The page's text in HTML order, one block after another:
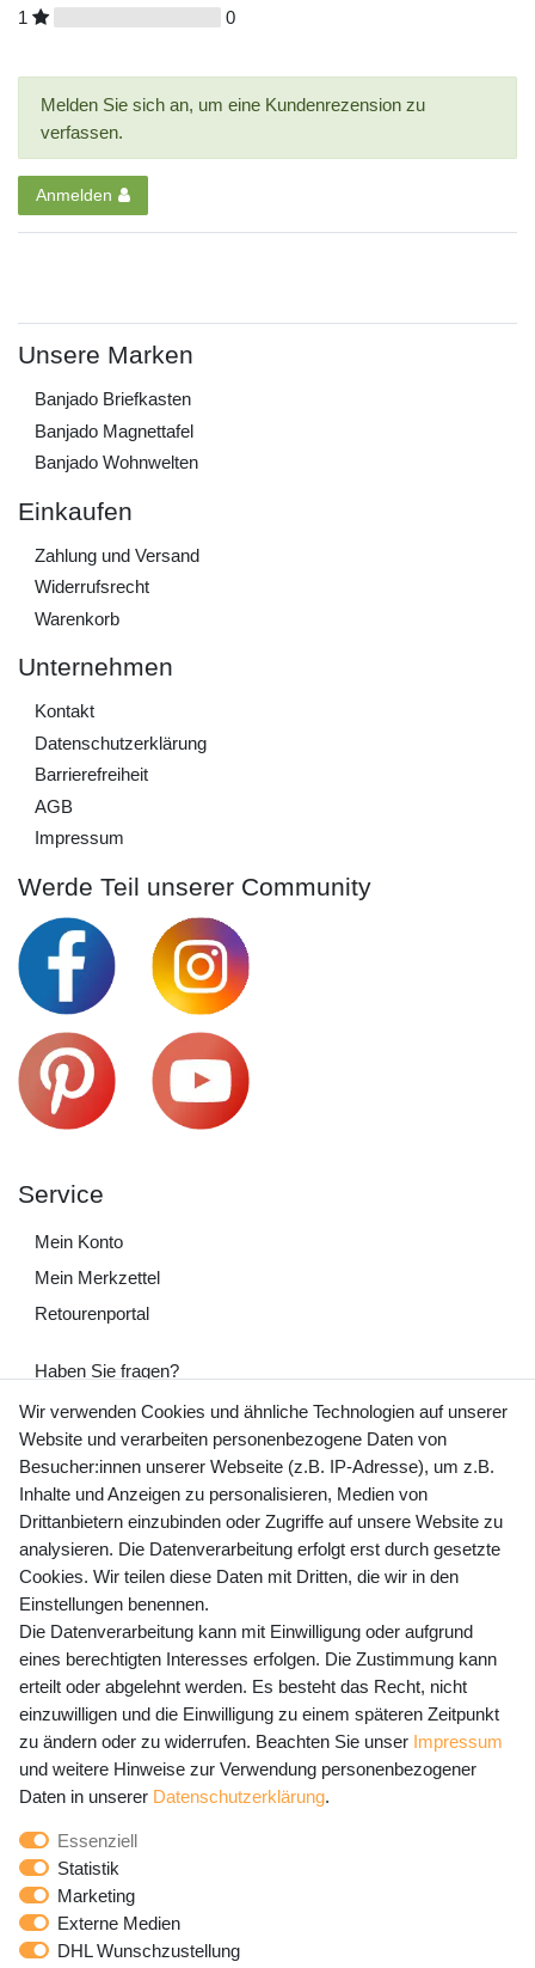
1
0
Melden Sie sich an, um eine Kundenrezension zu
verfassen.
Anmelden
Unsere Marken
Banjado Briefkasten
Banjado Magnettafel
Banjado Wohnwelten
Einkaufen
Zahlung und Versand
Widerrufs­recht
Warenkorb
Unternehmen
Kontakt
Daten­schutz­erklärung
Barrierefreiheit
AGB
Impressum
Werde Teil unserer Community
Service
Mein Konto
Mein Merkzettel
Retourenportal
Haben Sie fragen?
+49 (0) 35243 460 400
Mo-Fr 9-15 Uhr
shop@banjado.com
Preisangaben inkl. gesetzl. MwSt. und zzgl. Service- und
Versandkosten
Newsletter Anmeldung - Keine Angebote
mehr verpassen!
E-MAIL **
Newsletter
Honig
Hiermit bestätige ich, dass ich die
gelesen habe. Meine Einwilligung kann ich jederzeit
widerrufen.**
Wir verwenden Cookies und ähnliche Technologien auf unserer
Website und verarbeiten personenbezogene Daten von
Besucher:innen unserer Webseite (z.B. IP-Adresse), um z.B.
Inhalte und Anzeigen zu personalisieren, Medien von
Drittanbietern einzubinden oder Zugriffe auf unsere Website zu
analysieren. Die Datenverarbeitung erfolgt erst durch gesetzte
Cookies. Wir teilen diese Daten mit Dritten, die wir in den
Einstellungen benennen.
Die Datenverarbeitung kann mit Einwilligung oder aufgrund
eines berechtigten Interesses erfolgen. Die Zustimmung kann
erteilt oder abgelehnt werden. Es besteht das Recht, nicht
einzuwilligen und die Einwilligung zu einem späteren Zeitpunkt
zu ändern oder zu widerrufen. Beachten Sie unser Impressum
und weitere Hinweise zur Verwendung personenbezogener
Daten in unserer Daten­schutz­erklärung.
Essenziell
Statistik
Marketing
Externe Medien
DHL Wunschzustellung